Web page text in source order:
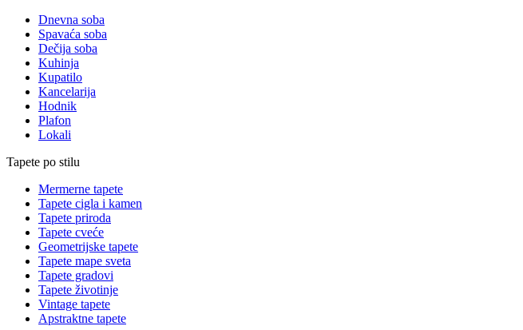
Dnevna soba
Spavaća soba
Dečija soba
Kuhinja
Kupatilo
Kancelarija
Hodnik
Plafon
Lokali
Tapete po stilu
Mermerne tapete
Tapete cigla i kamen
Tapete priroda
Tapete cveće
Geometrijske tapete
Tapete mape sveta
Tapete gradovi
Tapete životinje
Vintage tapete
Apstraktne tapete